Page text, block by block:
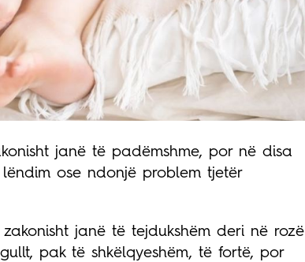
janë të padëmshme, por në disa
ose ndonjë problem tjetër
janë të tejdukshëm deri në rozë
pak të shkëlqyeshëm, të fortë, por